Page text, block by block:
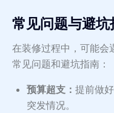
常见问题与避坑
在装修过程中，可能会
常见问题和避坑指南：
预算超支： 提前做
突发情况。